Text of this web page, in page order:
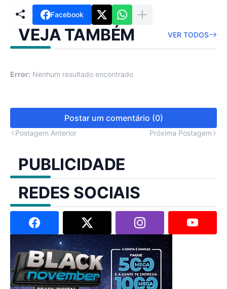
Facebook
VEJA TAMBÉM VER TODOS
Error: Nenhum resultado encontrado
Postar um comentário (0)
Postagem Anterior Próxima Postagem
PUBLICIDADE
REDES SOCIAIS